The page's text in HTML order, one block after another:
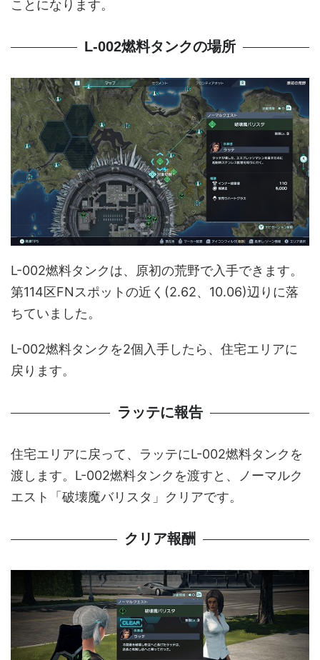
ことになります。
L-002燃料タンクの場所
L-002燃料タンクは、原初の荒野で入手できます。
第114区FNスポットの近く(2.62、10.06)辺りに落
ちていました。
L-002燃料タンクを2個入手したら、住宅エリアに
戻ります。
ラッテに報告
住宅エリアに戻って、ラッテにL-002燃料タンクを
渡します。L-002燃料タンクを渡すと、ノーマルク
エスト「破壊魔バリスタ」クリアです。
クリア報酬